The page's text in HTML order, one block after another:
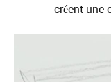
créent une